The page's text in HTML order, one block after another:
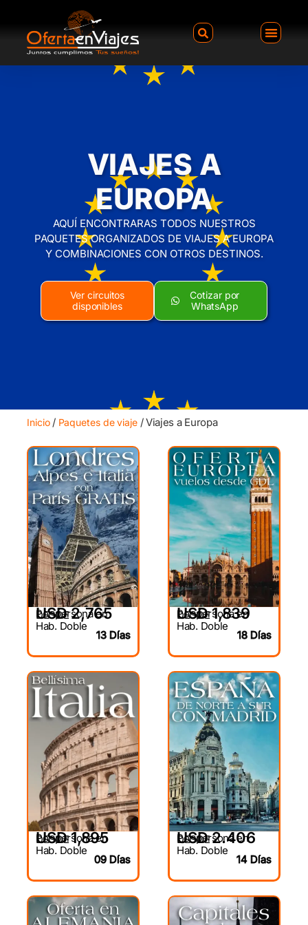
VIAJES A
EUROPA
AQUÍ ENCONTRARAS TODOS NUESTROS
PAQUETES ORGANIZADOS DE VIAJES A EUROPA
Y COMBINACIONES CON OTROS DESTINOS.
Ver circuitos
disponibles
Cotizar por
WhatsApp
Inicio/ Paquetes de viaje/ Viajes a Europa
DESDE
USD 2,765
Por persona en
Hab. Doble
13 Días
DESDE
USD 1,839
Por persona en
Hab. Doble
18 Días
DESDE
USD 1,895
Por persona en
Hab. Doble
09 Días
DESDE
USD 2.406
Por persona en
Hab. Doble
14 Días